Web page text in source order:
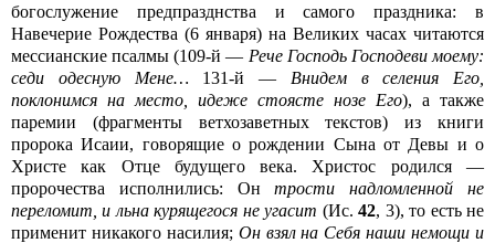
богослужение предпразднства и самого праздника: в
Навечерие Рождества (6 января) на Великих часах читаются
мессианские псалмы (109‑й — Рече Господь Господеви моему:
седи одесную Мене… 131‑й — Внидем в селения Его,
поклонимся на место, идеже стоясте нозе Его), а также
паремии (фрагменты ветхозаветных текстов) из книги
пророка Исаии, говорящие о рождении Сына от Девы и о
Христе как Отце будущего века. Христос родился —
пророчества исполнились: Онтрости надломленной не
переломит, и льна курящегося не угасит (Ис.42, 3), то есть не
применит никакого насилия; Он взял на Себя наши немощи и